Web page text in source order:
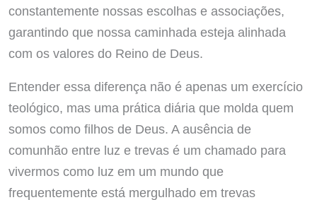
constantemente nossas escolhas e associações,
garantindo que nossa caminhada esteja alinhada
com os valores do Reino de Deus.
Entender essa diferença não é apenas um exercício
teológico, mas uma prática diária que molda quem
somos como filhos de Deus. A ausência de
comunhão entre luz e trevas é um chamado para
vivermos como luz em um mundo que
frequentemente está mergulhado em trevas